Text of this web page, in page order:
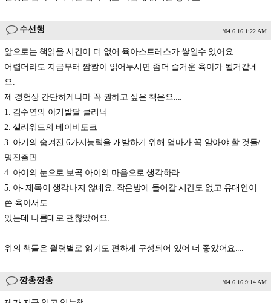
수선행 '04.6.16 1:22 AM
앞으로는 책읽을 시간이 더 없어 육아스트레스가 쌓일수 있어요.
어렵더라도 지금부터 짬짬이 읽어두시면 좀더 즐거운 육아가 될거같네
요.
제 경험상 간단하게나마 꼭 권하고 싶은 책은요....
1. 김수연의 아기발달 클리닉
2. 샐리워드의 베이비토크
3. 아기의 숨겨진 6가지능력을 개발하기 위해 엄마가 꼭 알아야 할 것들/
명진출판
4. 아이의 눈으로 보곡 아이의 마음으로 생각하라.
5. 아- 제목이 생각나지 않네요. 작은방에 들어갈 시간도 없고 유대인이
쓴 육아서도
있는데 나름대로 괜찮았어요.
위의 책들은 월령별로 읽기도 편하게 구성되어 있어 더 좋았어요....
깡총깡총 '04.6.16 9:14 AM